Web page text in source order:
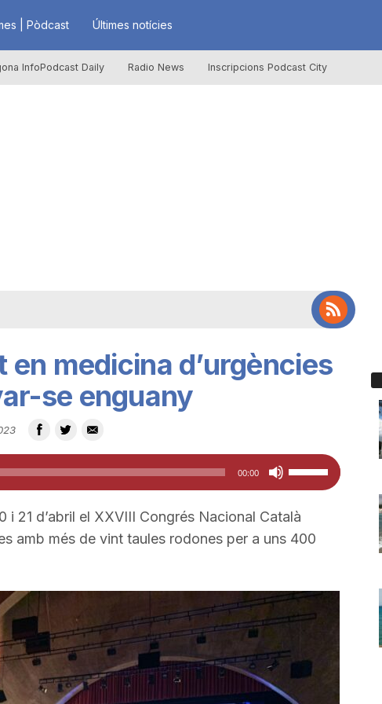
| Pòdcast Últimes notícies
InfoPodcast Daily Radio News Inscripcions Podcast City
en medicina d’urgències
se enguany
00:00
Feu
servir
les
tecles
cap
amunt/cap
per
i 21 d’abril el XXVIII Congrés Nacional Català
amb més de vint taules rodones per a uns 400